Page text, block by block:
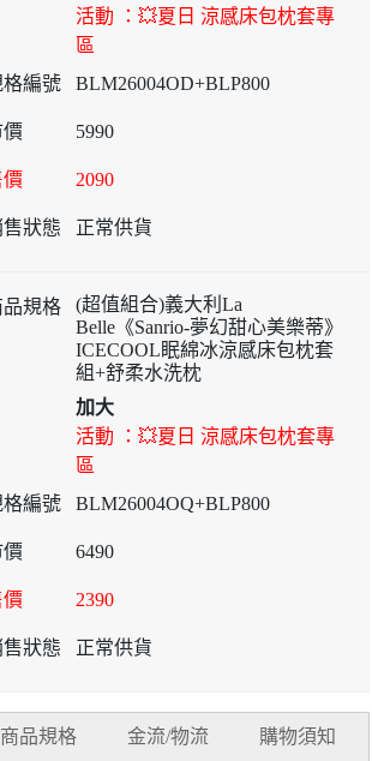
活動 ：💥夏日 涼感床包枕套專
區
BLM26004OD+BLP800
5990
2090
正常供貨
(超值組合)義大利La
Belle《Sanrio-夢幻甜心美樂蒂》
ICECOOL眠綿冰涼感床包枕套
組+舒柔水洗枕
加大
活動 ：💥夏日 涼感床包枕套專
區
BLM26004OQ+BLP800
6490
2390
正常供貨
商品規格 金流/物流
購物須知